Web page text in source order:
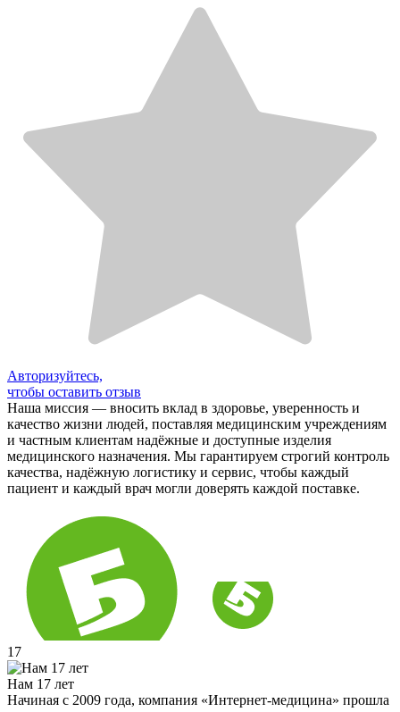
Авторизуйтесь,
чтобы оставить отзыв
Наша миссия — вносить вклад в здоровье, уверенность и
качество жизни людей, поставляя медицинским учреждениям
и частным клиентам надёжные и доступные изделия
медицинского назначения. Мы гарантируем строгий контроль
качества, надёжную логистику и сервис, чтобы каждый
пациент и каждый врач могли доверять каждой поставке.
17
Нам 17 лет
Начиная с 2009 года, компания «Интернет-медицина» прошла